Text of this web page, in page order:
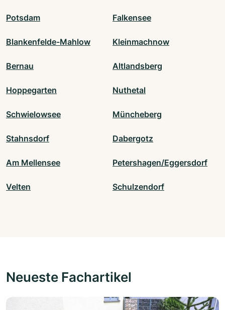
Potsdam Falkensee
Blankenfelde-Mahlow Kleinmachnow
Bernau Altlandsberg
Hoppegarten Nuthetal
Schwielowsee Müncheberg
Stahnsdorf Dabergotz
Am Mellensee Petershagen/Eggersdorf
Velten Schulzendorf
Neueste Fachartikel